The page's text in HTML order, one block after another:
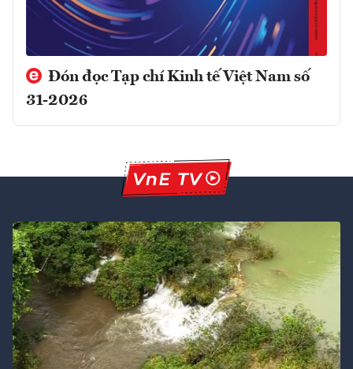
Đón đọc Tạp chí Kinh tế Việt Nam số
31-2026